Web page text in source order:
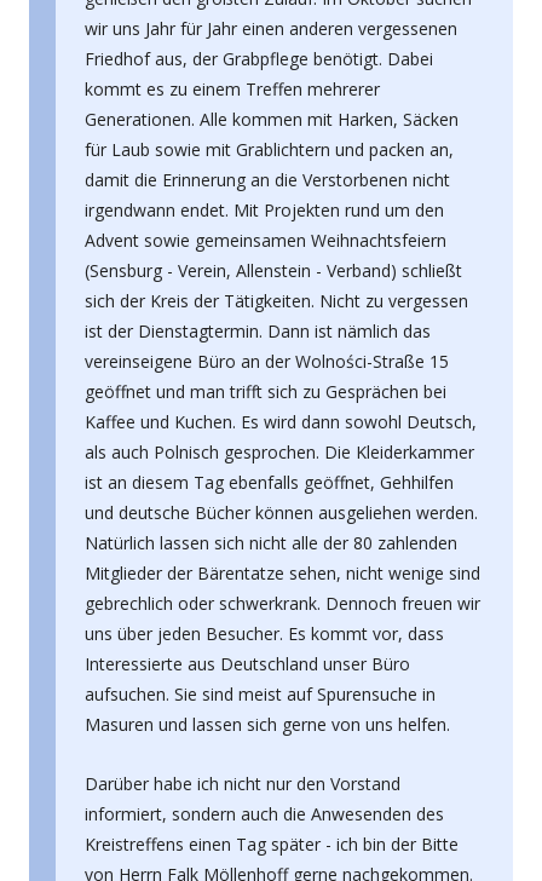
wir uns Jahr für Jahr einen anderen vergessenen
Friedhof aus, der Grabpflege benötigt. Dabei
kommt es zu einem Treffen mehrerer
Generationen. Alle kommen mit Harken, Säcken
für Laub sowie mit Grablichtern und packen an,
damit die Erinnerung an die Verstorbenen nicht
irgendwann endet. Mit Projekten rund um den
Advent sowie gemeinsamen Weihnachtsfeiern
(Sensburg - Verein, Allenstein - Verband) schließt
sich der Kreis der Tätigkeiten. Nicht zu vergessen
ist der Dienstagtermin. Dann ist nämlich das
vereinseigene Büro an der Wolności-Straße 15
geöffnet und man trifft sich zu Gesprächen bei
Kaffee und Kuchen. Es wird dann sowohl Deutsch,
als auch Polnisch gesprochen. Die Kleiderkammer
ist an diesem Tag ebenfalls geöffnet, Gehhilfen
und deutsche Bücher können ausgeliehen werden.
Natürlich lassen sich nicht alle der 80 zahlenden
Mitglieder der Bärentatze sehen, nicht wenige sind
gebrechlich oder schwerkrank. Dennoch freuen wir
uns über jeden Besucher. Es kommt vor, dass
Interessierte aus Deutschland unser Büro
aufsuchen. Sie sind meist auf Spurensuche in
Masuren und lassen sich gerne von uns helfen.
Darüber habe ich nicht nur den Vorstand
informiert, sondern auch die Anwesenden des
Kreistreffens einen Tag später - ich bin der Bitte
von Herrn Falk Möllenhoff gerne nachgekommen.